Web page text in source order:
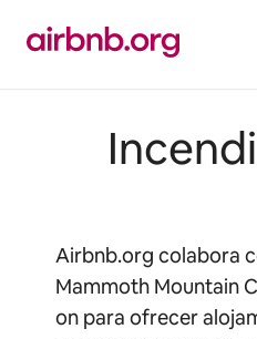
contenido
Airbnb.org colabora
Mammoth Mountain
on para ofrecer